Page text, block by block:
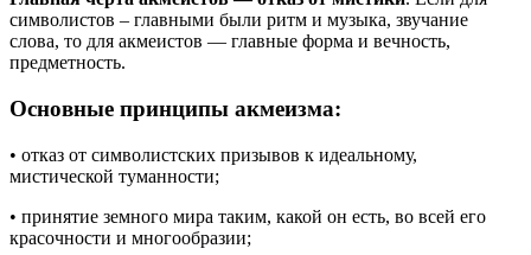
символистов – главными были ритм и музыка, звучание
слова, то для акмеистов — главные форма и вечность,
предметность.
Основные принципы акмеизма:
• отказ от символистских призывов к идеальному,
мистической туманности;
• принятие земного мира таким, какой он есть, во всей его
красочности и многообразии;